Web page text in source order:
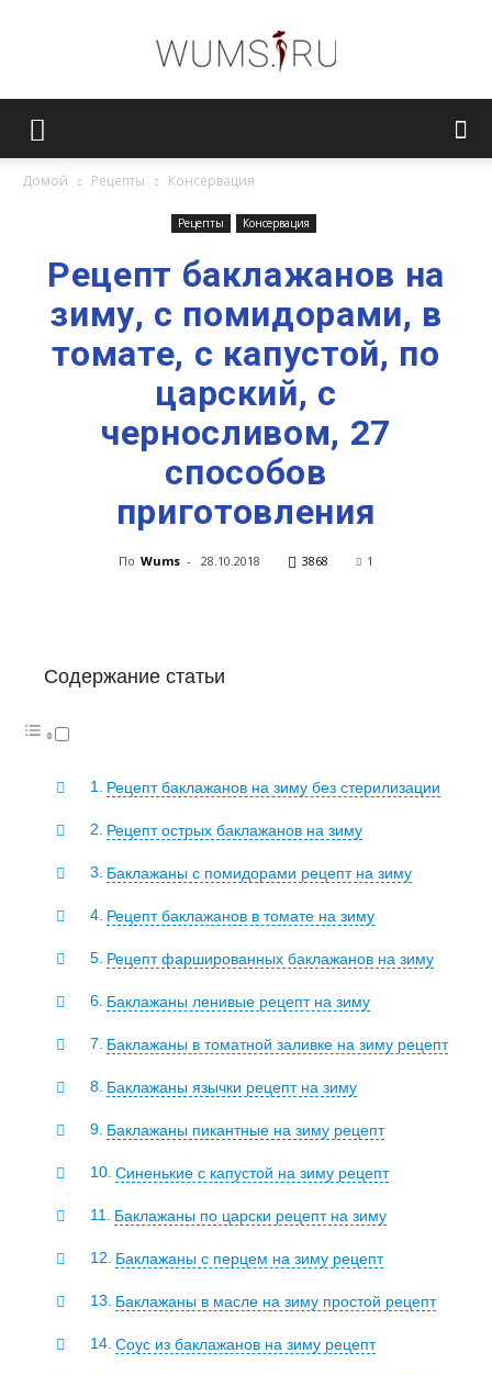
журнал
WUMENS.SU
Домой Рецепты Консервация
Рецепты Консервация
Рецепт баклажанов на
зиму, с помидорами, в
томате, с капустой, по
царский, с
черносливом, 27
способов
приготовления
По Wums - 28.10.2018 3868 1
Содержание статьи
Рецепт баклажанов на зиму без стерилизации
Рецепт острых баклажанов на зиму
Баклажаны с помидорами рецепт на зиму
Рецепт баклажанов в томате на зиму
Рецепт фаршированных баклажанов на зиму
Баклажаны ленивые рецепт на зиму
Баклажаны в томатной заливке на зиму рецепт
Баклажаны язычки рецепт на зиму
Баклажаны пикантные на зиму рецепт
Синенькие с капустой на зиму рецепт
Баклажаны по царски рецепт на зиму
Баклажаны с перцем на зиму рецепт
Баклажаны в масле на зиму простой рецепт
Соус из баклажанов на зиму рецепт